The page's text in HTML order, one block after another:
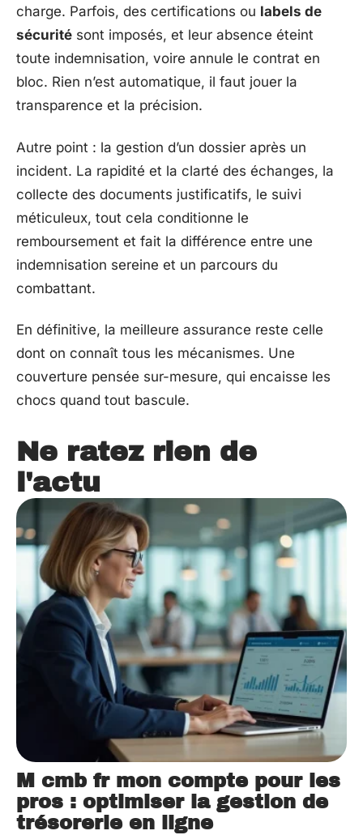
charge. Parfois, des certifications ou labels de
sécurité sont imposés, et leur absence éteint
toute indemnisation, voire annule le contrat en
bloc. Rien n’est automatique, il faut jouer la
transparence et la précision.
Autre point : la gestion d’un dossier après un
incident. La rapidité et la clarté des échanges, la
collecte des documents justificatifs, le suivi
méticuleux, tout cela conditionne le
remboursement et fait la différence entre une
indemnisation sereine et un parcours du
combattant.
En définitive, la meilleure assurance reste celle
dont on connaît tous les mécanismes. Une
couverture pensée sur-mesure, qui encaisse les
chocs quand tout bascule.
Ne ratez rien de
l'actu
M cmb fr mon compte pour les
pros : optimiser la gestion de
trésorerie en ligne